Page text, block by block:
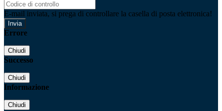
E-mail inviata, si prega di controllare la casella di posta elettronica!
Errore
Chiudi
Successo
Chiudi
Informazione
Chiudi